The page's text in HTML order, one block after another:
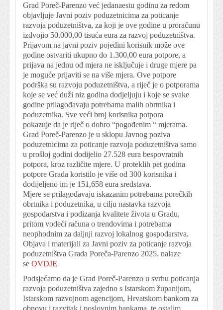
Grad Poreč-Parenzo već jedanaestu godinu za redom
objavljuje Javni poziv poduzetnicima za poticanje
razvoja poduzetništva, za koji je ove godine u proračunu
izdvojio 50.000,00 tisuća eura za razvoj poduzetništva.
Prijavom na javni poziv pojedini korisnik može ove
godine ostvariti ukupno do 1.300,00 eura potpore, a
prijava na jednu od mjera ne isključuje i druge mjere pa
je moguće prijaviti se na više mjera. Ove potpore
podrška su razvoju poduzetništva, a riječ je o potporama
koje se već duži niz godina dodjeljuju i koje se svake
godine prilagođavaju potrebama malih obrtnika i
poduzetnika. Sve veći broj korisnika potpora
pokazuje da je riječ o dobro “pogođenim “ mjerama.
Grad Poreč-Parenzo je u sklopu Javnog poziva
poduzetnicima za poticanje razvoja poduzetništva samo
u prošloj godini dodijelio 27.528 eura bespovratnih
potpora, kroz različite mjere. U proteklih pet godina
potpore Grada koristilo je više od 300 korisnika i
dodijeljeno im je 151,658 eura sredstava.
Mjere se prilagođavaju iskazanim potrebama porečkih
obrtnika i poduzetnika, u cilju nastavka razvoja
gospodarstva i podizanja kvalitete života u Gradu,
pritom vodeći računa o trendovima i potrebama
neophodnim za daljnji razvoj lokalnog gospodarstva.
Objava i materijali za Javni poziv za poticanje razvoja
poduzetništva Grada Poreča-Parenzo 2025. nalaze
se OVDJE
Podsjećamo da je Grad Poreč-Parenzo u svrhu poticanja
razvoja poduzetništva zajedno s Istarskom županijom,
Istarskom razvojnom agencijom, Hrvatskom bankom za
obnovu i razvitak i poslovnim bankama, te ostalim